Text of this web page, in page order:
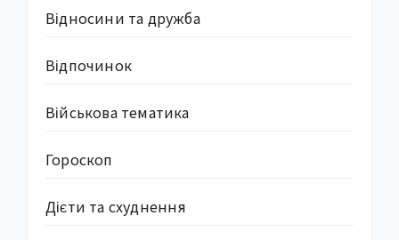
Відносини та дружба
Відпочинок
Військова тематика
Гороскоп
Дієти та схуднення